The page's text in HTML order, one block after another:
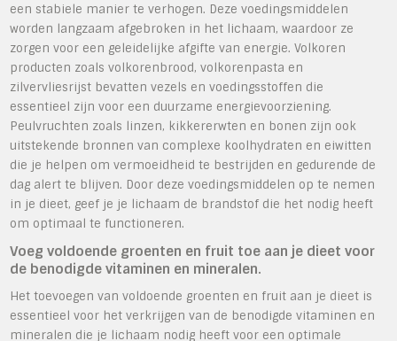
een stabiele manier te verhogen. Deze voedingsmiddelen
worden langzaam afgebroken in het lichaam, waardoor ze
zorgen voor een geleidelijke afgifte van energie. Volkoren
producten zoals volkorenbrood, volkorenpasta en
zilvervliesrijst bevatten vezels en voedingsstoffen die
essentieel zijn voor een duurzame energievoorziening.
Peulvruchten zoals linzen, kikkererwten en bonen zijn ook
uitstekende bronnen van complexe koolhydraten en eiwitten
die je helpen om vermoeidheid te bestrijden en gedurende de
dag alert te blijven. Door deze voedingsmiddelen op te nemen
in je dieet, geef je je lichaam de brandstof die het nodig heeft
om optimaal te functioneren.
Voeg voldoende groenten en fruit toe aan je dieet voor
de benodigde vitaminen en mineralen.
Het toevoegen van voldoende groenten en fruit aan je dieet is
essentieel voor het verkrijgen van de benodigde vitaminen en
mineralen die je lichaam nodig heeft voor een optimale